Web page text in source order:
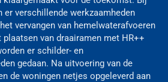
er verschillende werkzaamheden
vervangen van hemelwaterafvoeren
van draairamen met HR++
er schilder- en
gedaan. Na uitvoering van de
de woningen netjes opgeleverd aan